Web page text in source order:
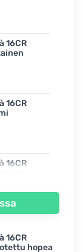
16CR
16CR
16CR
16CR
hopea